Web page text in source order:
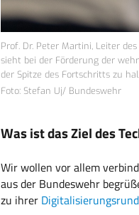
Prof. Dr. Peter Martini, Leiter
sieht bei der Förderung der
der Spitze des Fortschritts zu
Foto: Stefan Uj/ Bundeswehr
Was ist das Ziel des
Wir wollen vor allem
aus der Bundeswehr
zu ihrer